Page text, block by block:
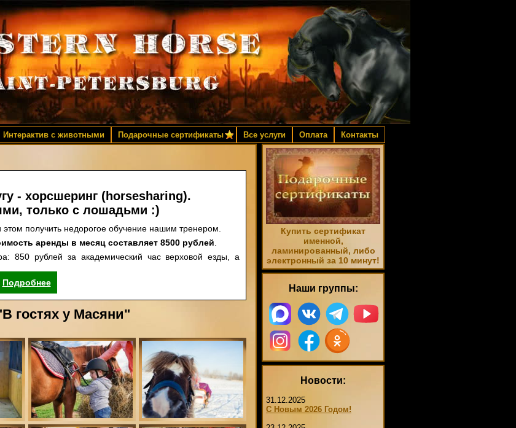
Интерактив с животными Подарочные сертификаты Все услуги Оплата Контакты
- хорсшеринг (horsesharing).
только с лошадьми :)
получить недорогое обучение нашим тренером.
аренды в месяц составляет 8500 рублей
850 рублей за академический час верховой езды, а
Подробнее
гостях у Масяни"
Купить сертификат
именной,
ламинированный, либо
электронный за 10 минут!
Наши группы:
Новости:
31.12.2025
С Новым 2026 Годом!